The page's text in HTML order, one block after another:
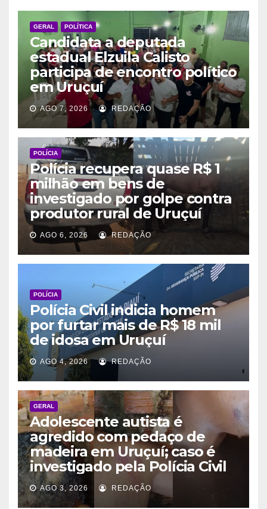
GERAL POLÍTICA
Candidata a deputada
estadual Elzuila Calisto
participa de encontro político
em Uruçuí
AGO 7, 2026 REDAÇÃO
POLÍCIA
Polícia recupera quase R$ 1
milhão em bens de
investigado por golpe contra
produtor rural de Uruçuí
AGO 6, 2026 REDAÇÃO
POLÍCIA
Polícia Civil indicia homem
por furtar mais de R$ 18 mil
de idosa em Uruçuí
AGO 4, 2026 REDAÇÃO
GERAL
Adolescente autista é
agredido com pedaço de
madeira em Uruçuí; caso é
investigado pela Polícia Civil
AGO 3, 2026 REDAÇÃO